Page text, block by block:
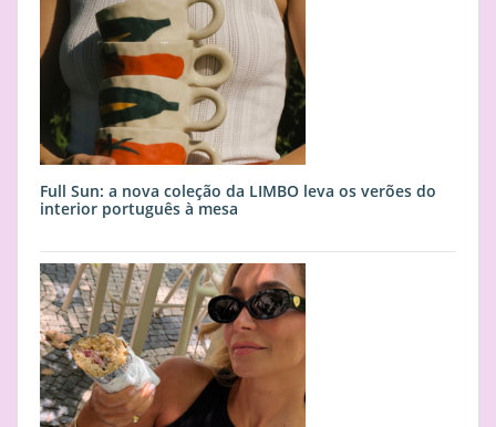
Full Sun: a nova coleção da LIMBO leva os verões do
interior português à mesa